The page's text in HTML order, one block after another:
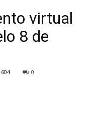
virtual
8 de
604 0